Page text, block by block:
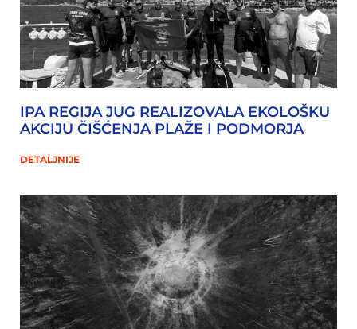
IPA REGIJA JUG REALIZOVALA EKOLOŠKU
AKCIJU ČIŠĆENJA PLAŽE I PODMORJA
DETALJNIJE